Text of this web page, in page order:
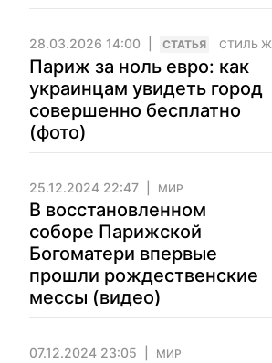
28.03.2026 14:00 CТАТЬЯ СТИЛЬ
Париж за ноль евро: как
украинцам увидеть город
совершенно бесплатно
(фото)
25.12.2024 22:47 МИР
В восстановленном
соборе Парижской
Богоматери впервые
прошли рождественские
мессы (видео)
07.12.2024 23:05 МИР